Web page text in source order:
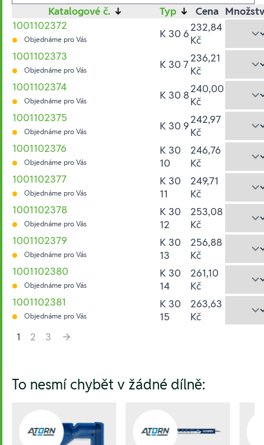
Katalogové č. ↓ Typ ↓ Cena
1001102372
Objednáme pro Vás K 30 6232,84
Kč
1001102373
Objednáme pro Vás K 30 7236,21
Kč
1001102374
Objednáme pro Vás K 30 8240,00
Kč
1001102375
Objednáme pro Vás K 30 9242,97
Kč
1001102376
Objednáme pro Vás
K 30
10
246,76
Kč
1001102377
Objednáme pro Vás
K 30
11
249,71
Kč
1001102378
Objednáme pro Vás
K 30
12
253,08
Kč
1001102379
Objednáme pro Vás
K 30
13
256,88
Kč
1001102380
Objednáme pro Vás
K 30
14
261,10
Kč
1001102381
Objednáme pro Vás
K 30
15
263,63
Kč
1
2
3
To nesmí chybět v žádné dílně: